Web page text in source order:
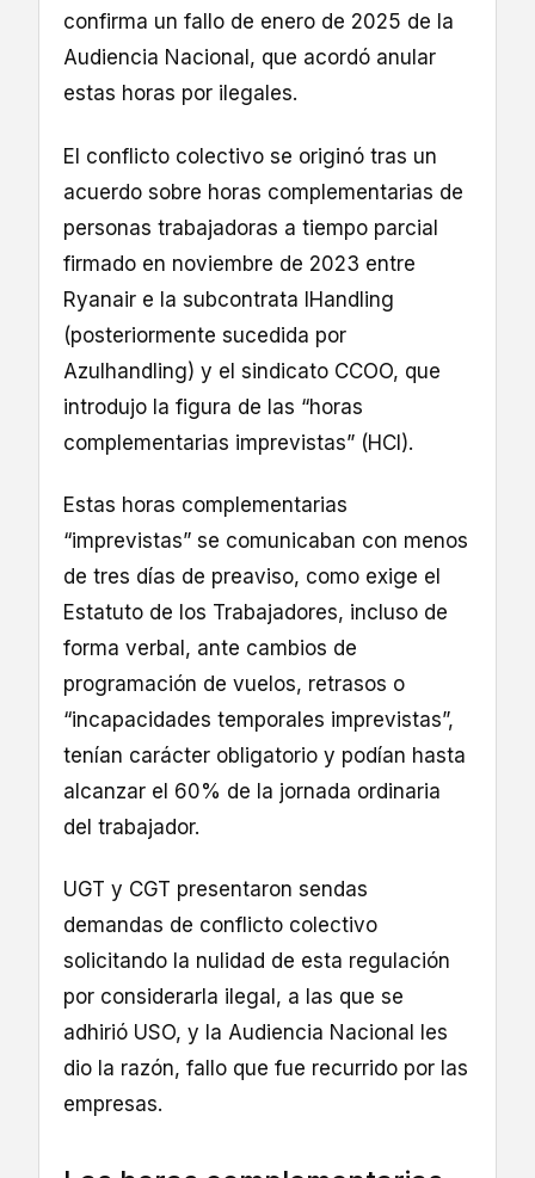
confirma un fallo de enero de 2025 de la
Audiencia Nacional, que acordó anular
estas horas por ilegales.
El conflicto colectivo se originó tras un
acuerdo sobre horas complementarias de
personas trabajadoras a tiempo parcial
firmado en noviembre de 2023 entre
Ryanair e la subcontrata IHandling
(posteriormente sucedida por
Azulhandling) y el sindicato CCOO, que
introdujo la figura de las “horas
complementarias imprevistas” (HCI).
Estas horas complementarias
“imprevistas” se comunicaban con menos
de tres días de preaviso, como exige el
Estatuto de los Trabajadores, incluso de
forma verbal, ante cambios de
programación de vuelos, retrasos o
“incapacidades temporales imprevistas”,
tenían carácter obligatorio y podían hasta
alcanzar el 60% de la jornada ordinaria
del trabajador.
UGT y CGT presentaron sendas
demandas de conflicto colectivo
solicitando la nulidad de esta regulación
por considerarla ilegal, a las que se
adhirió USO, y la Audiencia Nacional les
dio la razón, fallo que fue recurrido por las
empresas.